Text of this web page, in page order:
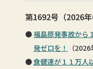
第1692号（2026年
福島原発事故か
発ゼロを！
（
食健連が１１万